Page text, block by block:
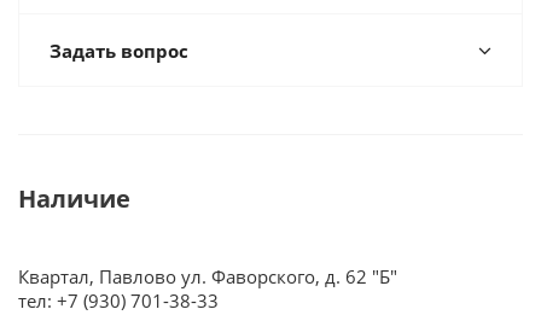
Задать вопрос
Наличие
Квартал, Павлово ул. Фаворского, д. 62 "Б"
тел: +7 (930) 701-38-33